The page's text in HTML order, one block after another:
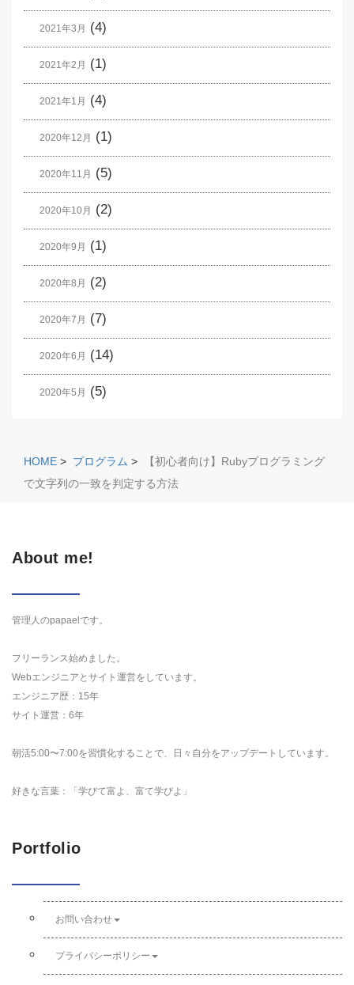
2021年3月 (4)
2021年2月 (1)
2021年1月 (4)
2020年12月 (1)
2020年11月 (5)
2020年10月 (2)
2020年9月 (1)
2020年8月 (2)
2020年7月 (7)
2020年6月 (14)
2020年5月 (5)
HOME > プログラム >
【初心者向け】Rubyプログラミング
で文字列の一致を判定する方法
About me!
管理人のpapaelです。
フリーランス始めました。
Webエンジニアとサイト運営をしています。
エンジニア歴：15年
サイト運営：6年
朝活5:00〜7:00を習慣化することで、日々自分をアップデートしています。
好きな言葉：「学びて富よ、富て学びよ」
Portfolio
お問い合わせ
プライバシーポリシー